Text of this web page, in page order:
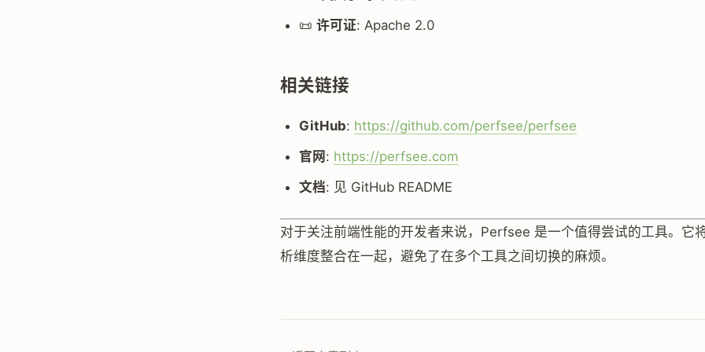
📜 许可证: Apache 2.0
相关链接
GitHub: https://github.com/perfsee/perfsee
官网 : https://perfsee.com
文档: 见 GitHub README
对于关注前端性能的开发者来说，Perfsee 是一个值得尝试的工具。它
析维度整合在一起，避免了在多个工具之间切换的麻烦。